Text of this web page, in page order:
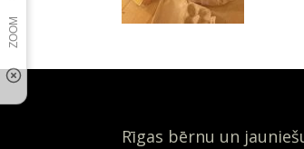
Rīgas bērnu un